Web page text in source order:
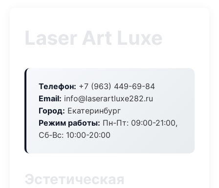
Laser Art Luxe
Телефон: +7 (963) 449-69-84
Email: info@laserartluxe282.ru
Город: Екатеринбург
Режим работы: Пн-Пт: 09:00-21:00,
Сб-Вс: 10:00-20:00
Эстетическая